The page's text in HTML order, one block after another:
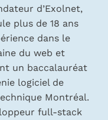
d’Exolnet,
plus de 18 ans
dans le
du web et
un baccalauréat
logiciel de
Montréal.
full-stack